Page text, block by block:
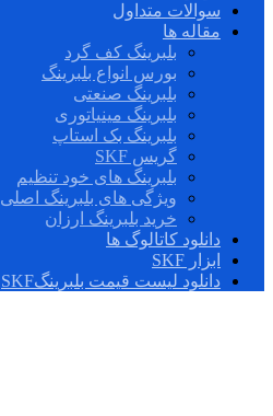
سوالات متداول
مقاله ها
بلبرینگ کف گرد
بورس انواع بلبرینگ
بلبرینگ صنعتی
بلبرینگ مینیاتوری
بلبرینگ بک استاپ
گریس SKF
بلبرینگ های خود تنظیم
ویژگی های بلبرینگ اصلی
خرید بلبرینگ ارزان
دانلود کاتالوگ ها
ابزار SKF
دانلود لیست قیمت بلبرینگSKF